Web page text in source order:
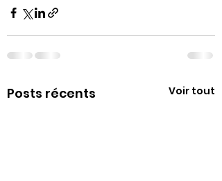
Posts récents Voir tout